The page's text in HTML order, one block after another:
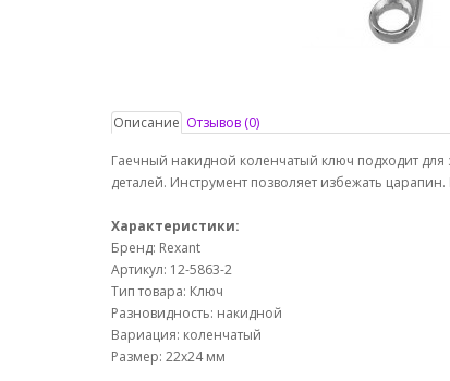
Описание Отзывов (0)
Гаечный накидной коленчатый ключ подходит
деталей. Инструмент позволяет избежать
Характеристики:
Бренд: Rexant
Артикул: 12-5863-2
Тип товара: Ключ
Разновидность: накидной
Вариация: коленчатый
Размер: 22х24 мм